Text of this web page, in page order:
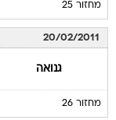
מחזור 25
20/02/2011
גנואה
מחזור 26